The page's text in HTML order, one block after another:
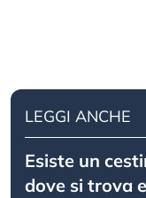
LEGGI ANCHE
Esiste un
dove si trova